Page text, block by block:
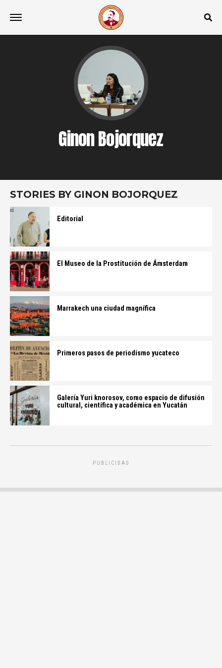
Ginon Bojorquez
STORIES BY GINON BOJORQUEZ
Editorial
El Museo de la Prostitución de Ámsterdam
Marrakech una ciudad magnífica
Primeros pasos de periodismo yucateco
Galería Yuri knorosov, como espacio de difusión
cultural, científica y académica en Yucatán
PUBLICIDAD